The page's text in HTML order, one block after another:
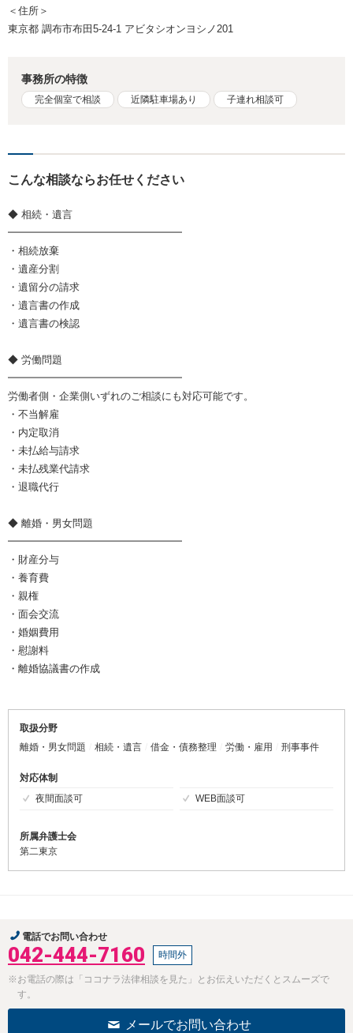
＜住所＞
東京都 調布市布田5-24-1 アビタシオンヨシノ201
事務所の特徴
完全個室で相談 近隣駐車場あり 子連れ相談可
こんな相談ならお任せください
◆ 相続・遺言
━━━━━━━━━━━━━━━━━
・相続放棄
・遺産分割
・遺留分の請求
・遺言書の作成
・遺言書の検認
◆ 労働問題
━━━━━━━━━━━━━━━━━
労働者側・企業側いずれのご相談にも対応可能です。
・不当解雇
・内定取消
・未払給与請求
・未払残業代請求
・退職代行
◆ 離婚・男女問題
━━━━━━━━━━━━━━━━━
・財産分与
・養育費
・親権
・面会交流
・婚姻費用
・慰謝料
・離婚協議書の作成
取扱分野
離婚・男女問題
相続・遺言 借金・債務整理 労働・雇用 刑事事件
対応体制
夜間面談可
WEB面談可
所属弁護士会
第二東京
電話でお問い合わせ
042-444-7160 時間外
※お電話の際は「ココナラ法律相談を見た」とお伝えいただくとスムーズで
す。
メールでお問い合わせ